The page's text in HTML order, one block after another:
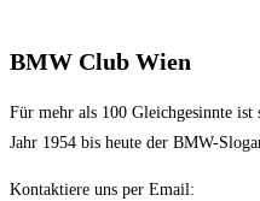
BMW Club Wien
Für mehr als 100 Gleichgesinnte ist
Jahr 1954 bis heute der BMW-
Kontaktiere uns per Email: